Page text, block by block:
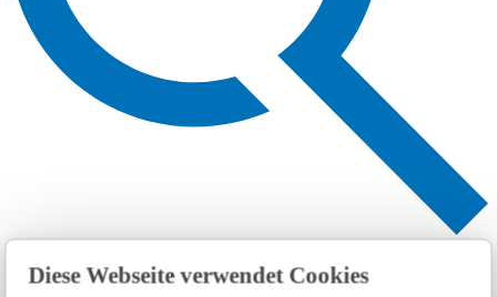
Diese Webseite verwendet Cookies